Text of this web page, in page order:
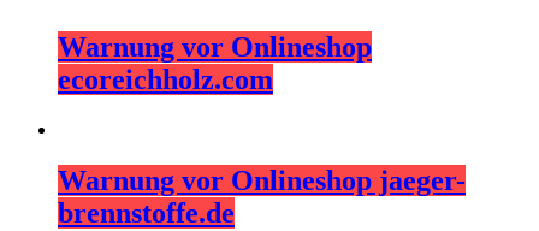
Warnung vor Onlineshop
ecoreichholz.com
Warnung vor Onlineshop jaeger-
brennstoffe.de